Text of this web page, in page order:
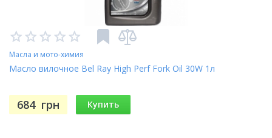
Масла и мото-химия
Масло вилочное Bel Ray High Perf Fork Oil 30W 1л
684 грн Купить